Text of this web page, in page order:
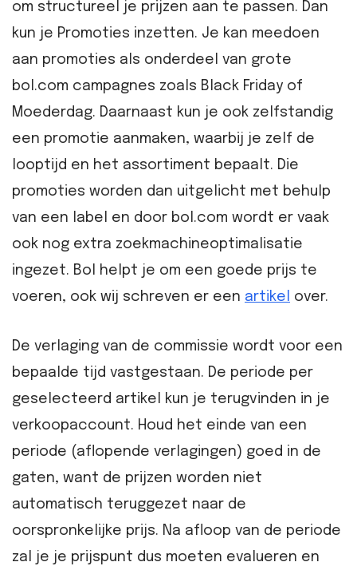
om structureel je prijzen aan te passen. Dan
kun je Promoties inzetten. Je kan meedoen
aan promoties als onderdeel van grote
bol.com campagnes zoals Black Friday of
Moederdag. Daarnaast kun je ook zelfstandig
een promotie aanmaken, waarbij je zelf de
looptijd en het assortiment bepaalt. Die
promoties worden dan uitgelicht met behulp
van een label en door bol.com wordt er vaak
ook nog extra zoekmachineoptimalisatie
ingezet. Bol helpt je om een goede prijs te
voeren, ook wij schreven er een artikel over.
De verlaging van de commissie wordt voor een
bepaalde tijd vastgestaan. De periode per
geselecteerd artikel kun je terugvinden in je
verkoopaccount. Houd het einde van een
periode (aflopende verlagingen) goed in de
gaten, want de prijzen worden niet
automatisch teruggezet naar de
oorspronkelijke prijs. Na afloop van de periode
zal je je prijspunt dus moeten evalueren en